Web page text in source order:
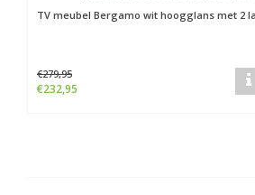
TV meubel Bergamo wit hoogglans met 2
€279,95
€232,95